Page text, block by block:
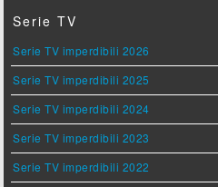
Serie TV
Serie TV imperdibili 2026
Serie TV imperdibili 2025
Serie TV imperdibili 2024
Serie TV imperdibili 2023
Serie TV imperdibili 2022